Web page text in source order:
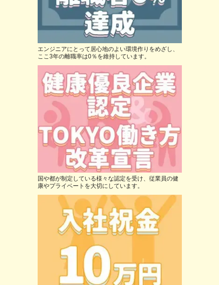
エンジニアにとって居心地のよい環境作りをめざし、
ここ3年の離職率は0％を維持しています。
国や都が制定している様々な認定を受け、従業員の健
康やプライベートを大切にしています。